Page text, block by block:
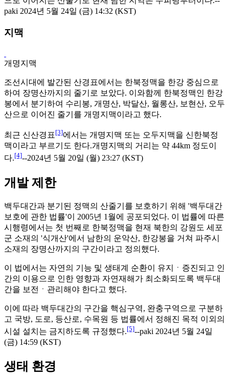
paki 2024년 5월 24일 (금) 14:32 (KST)
지맥
개명지맥
조선시대에 발간된 산경표에서는 한북정맥을 한강 중심으로
하여 장명산까지의 줄기로 보았다. 이와함께 한북정맥인 한강
봉에서 분기하여 수리봉, 개명산, 박달산, 월롱산, 보현산, 오두
산으로 이어진 줄기를 개명지맥이라고 했다.
최근 신산경표[3]에서는 개명지맥 또는 오두지맥을 신한북정
맥이라고 부르기도 한다.개명지맥의 거리는 약 44km 정도이
다.[4]--2024년 5월 20일 (월) 23:27 (KST)
개발 제한
백두대간과 분기된 정맥의 산줄기를 보호하기 위해 '백두대간
보호에 관한 법률'이 2005년 1월에 공포되었다. 이 법률에 따른
시행령에서는 첫 번째로 한북정맥을 현재 북한의 강원도 세포
군 소재의 '식개산'에서 남한의 운악산, 한강봉을 거쳐 파주시
소재의 장명산까지의 구간이라고 정의했다.
이 법에서는 자연의 기능 및 생태계 순환이 유지ㆍ증진되고 인
간의 이용으로 인한 영향과 자연재해가 최소화되도록 백두대
간을 보전ㆍ관리해야 한다고 했다.
이에 따라 백두대간의 구간을 핵심구역, 완충구역으로 구분하
고 국방, 도로, 등산로, 수목원 등 법률에서 정해진 목적 이외의
시설 설치는 금지하도록 규정했다.[5]--paki 2024년 5월 24일
(금) 14:59 (KST)
생태 환경